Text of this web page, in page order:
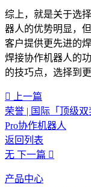
综上，就是关于选
器人的优势明显，
客户提供更先进的
焊接协作机器人的
的技巧点，选择到
上一篇
荣誉 | 国际「顶级
Pro协作机器人
返回列表
无 下一篇
产品中心